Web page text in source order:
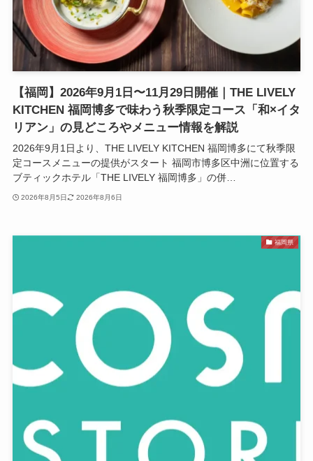
【福岡】2026年9月1日〜11月29日開催｜THE LIVELY
KITCHEN 福岡博多で味わう秋季限定コース「和×イタ
リアン」の見どころやメニュー情報を解説
2026年9月1日より、THE LIVELY KITCHEN 福岡博多にて秋季限
定コースメニューの提供がスタート 福岡市博多区中洲に位置する
ブティックホテル「THE LIVELY 福岡博多」の併…
2026年8月5日 2026年8月6日
福岡県